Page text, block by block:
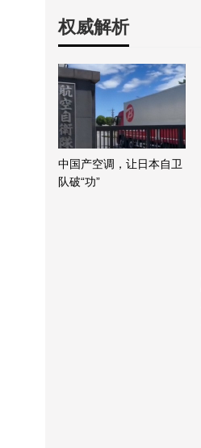
权威解析
中国产空调，让日本自卫
队破“功”